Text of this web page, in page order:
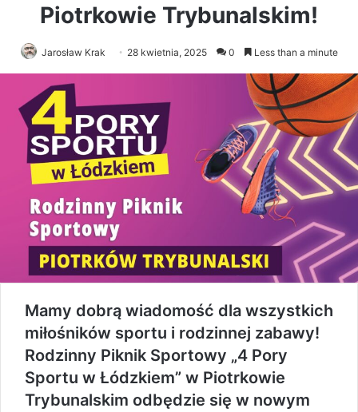
Piotrkowie Trybunalskim!
Jarosław Krak 28 kwietnia, 2025 0 Less than a minute
Mamy dobrą wiadomość dla wszystkich
miłośników sportu i rodzinnej zabawy!
Rodzinny Piknik Sportowy „4 Pory
Sportu w Łódzkiem” w Piotrkowie
Trybunalskim odbędzie się w nowym